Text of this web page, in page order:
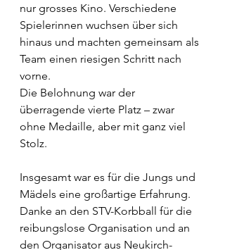
nur grosses Kino. Verschiedene
Spielerinnen wuchsen über sich
hinaus und machten gemeinsam als
Team einen riesigen Schritt nach
vorne.
Die Belohnung war der
überragende vierte Platz – zwar
ohne Medaille, aber mit ganz viel
Stolz.
Insgesamt war es für die Jungs und
Mädels eine großartige Erfahrung.
Danke an den STV-Korbball für die
reibungslose Organisation und an
den Organisator aus Neukirch-